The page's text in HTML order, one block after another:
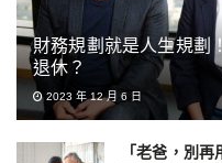
財務規劃就是人生規劃
退休？
2023 年 12 月 6 日
「老爸，別